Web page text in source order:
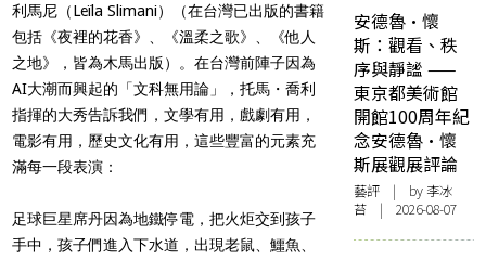
利馬尼（Leïla Slimani）（在台灣已出版的書籍
包括《夜裡的花香》、《溫柔之歌》、《他人
之地》，皆為木馬出版）。在台灣前陣子因為
AI大潮而興起的「文科無用論」，托馬・喬利
指揮的大秀告訴我們，文學有用，戲劇有用，
電影有用，歷史文化有用，這些豐富的元素充
滿每一段表演：
足球巨星席丹因為地鐵停電，把火炬交到孩子
手中，孩子們進入下水道，出現老鼠、鱷魚、
安德魯·懷
斯：觀看、秩
序與靜謐 ——
東京都美術館
開館100周年紀
念安德魯·懷
斯展觀展評論
藝評 | by 李冰
苔 | 2026-08-07